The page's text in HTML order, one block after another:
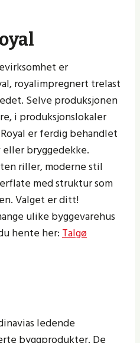
er
royalimpregnert trelast
Selve produksjonen
i produksjonslokaler
er ferdig behandlet
bryggedekke.
riller, moderne stil
med struktur som
Valget er ditt!
ulike byggevarehus
hente her:Talgø
ledende